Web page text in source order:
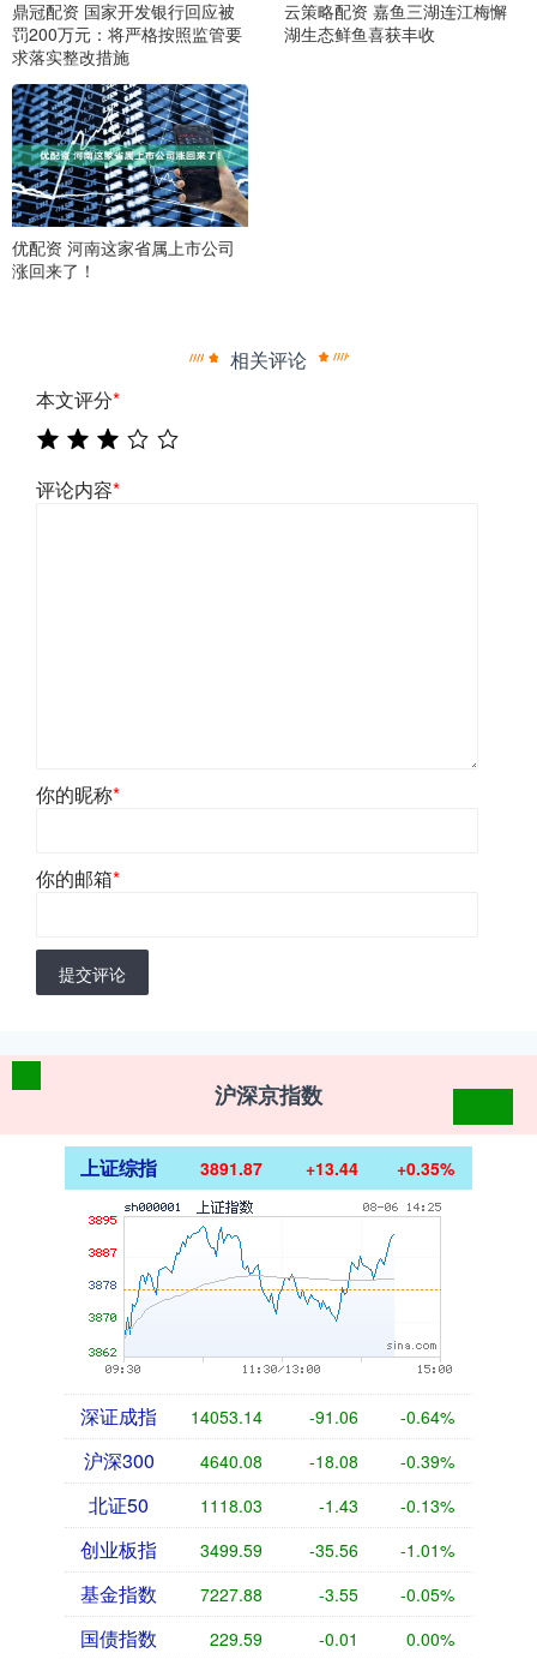
鼎冠配资 国家开发银行回应被
罚200万元：将严格按照监管要
求落实整改措施
云策略配资 嘉鱼三湖连江梅懈
湖生态鲜鱼喜获丰收
优配资 河南这家省属上市公司
涨回来了！
相关评论
本文评分*
评论内容*
你的昵称*
你的邮箱*
提交评论
沪深京指数
上证综指 3891.87 +13.44 +0.35%
深证成指 14053.14 -91.06 -0.64%
沪深300 4640.08 -18.08 -0.39%
北证50 1118.03 -1.43 -0.13%
创业板指 3499.59 -35.56 -1.01%
基金指数 7227.88 -3.55 -0.05%
国债指数 229.59 -0.01 0.00%